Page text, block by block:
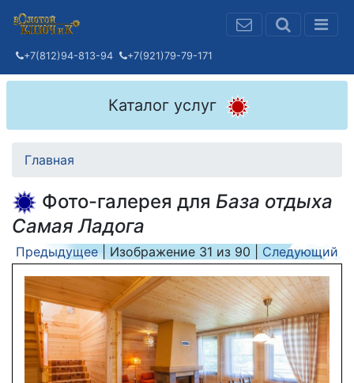
+7(812)94-813-94 +7(921)79-79-171
Каталог услуг
Главная
Фото-галерея для База отдыха
Самая Ладога
Предыдущее| Изображение 31 из 90 Следующий